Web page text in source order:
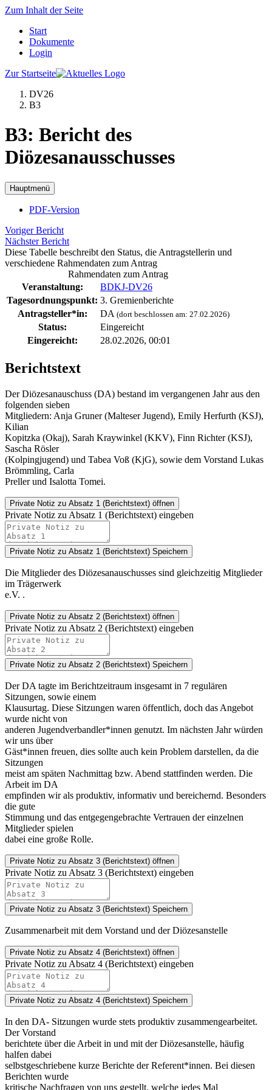
Zum Inhalt der Seite
Start
Dokumente
Login
Zur Startseite
DV26
B3
B3: Bericht des
Diözesanausschusses
Hauptmenü
PDF-Version
Voriger Bericht
Nächster Bericht
Diese Tabelle beschreibt den Status, die Antragstellerin und
verschiedene Rahmendaten zum Antrag
Rahmendaten zum Antrag
Veranstaltung:
BDKJ-DV26
Tagesordnungspunkt: 3. Gremienberichte
Antragsteller*in:
DA (dort beschlossen am: 27.02.2026)
Status:
Eingereicht
Eingereicht:
28.02.2026, 00:01
Berichtstext
Der Diözesanauschuss (DA) bestand im vergangenen Jahr aus den
folgenden sieben
Mitgliedern: Anja Gruner (Malteser Jugend), Emily Herfurth (KSJ),
Kilian
Kopitzka (Okaj), Sarah Kraywinkel (KKV), Finn Richter (KSJ),
Sascha Rösler
(Kolpingjugend) und Tabea Voß (KjG), sowie dem Vorstand Lukas
Brömmling, Carla
Preller und Isalotta Tomei.
Private Notiz zu Absatz 1 (Berichtstext) öffnen
Private Notiz zu Absatz 1 (Berichtstext) eingeben
Private Notiz zu Absatz 1 (Berichtstext) Speichern
Die Mitglieder des Diözesanauschusses sind gleichzeitig Mitglieder
im Trägerwerk
e.V. .
Private Notiz zu Absatz 2 (Berichtstext) öffnen
Private Notiz zu Absatz 2 (Berichtstext) eingeben
Private Notiz zu Absatz 2 (Berichtstext) Speichern
Der DA tagte im Berichtzeitraum insgesamt in 7 regulären
Sitzungen, sowie einem
Klausurtag. Diese Sitzungen waren öffentlich, doch das Angebot
wurde nicht von
anderen Jugendverbandler*innen genutzt. Im nächsten Jahr würden
wir uns über
Gäst*innen freuen, dies sollte auch kein Problem darstellen, da die
Sitzungen
meist am späten Nachmittag bzw. Abend stattfinden werden. Die
Arbeit im DA
empfinden wir als produktiv, informativ und bereichernd. Besonders
die gute
Stimmung und das entgegengebrachte Vertrauen der einzelnen
Mitglieder spielen
dabei eine große Rolle.
Private Notiz zu Absatz 3 (Berichtstext) öffnen
Private Notiz zu Absatz 3 (Berichtstext) eingeben
Private Notiz zu Absatz 3 (Berichtstext) Speichern
Zusammenarbeit mit dem Vorstand und der Diözesanstelle
Private Notiz zu Absatz 4 (Berichtstext) öffnen
Private Notiz zu Absatz 4 (Berichtstext) eingeben
Private Notiz zu Absatz 4 (Berichtstext) Speichern
In den DA- Sitzungen wurde stets produktiv zusammengearbeitet.
Der Vorstand
berichtete über die Arbeit in und mit der Diözesanstelle, häufig
halfen dabei
selbstgeschriebene kurze Berichte der Referent*innen. Bei diesen
Berichten wurde
kritische Nachfragen von uns gestellt, welche jedes Mal